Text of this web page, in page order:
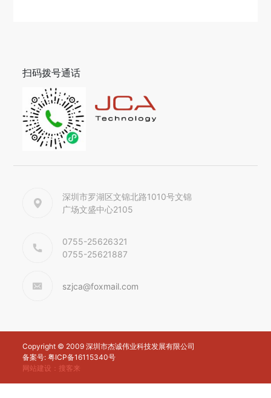
扫码拨号通话
深圳市罗湖区文锦北路1010号文锦
广场文盛中心2105
0755-25626321
0755-25621887
szjca@foxmail.com
Copyright © 2009 深圳市杰诚伟业科技发展有限公司
备案号: 粤ICP备16115340号
网站建设 ： 搜客来